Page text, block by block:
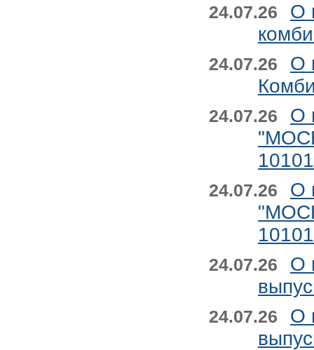
24.07.26
О
24.07.26
О
24.07.26
О
24.07.26
О
24.07.26
О
24.07.26
О